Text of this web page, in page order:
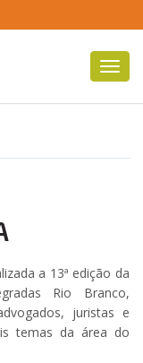
a 13ª edição da
Rio Branco,
juristas e
temas da área do